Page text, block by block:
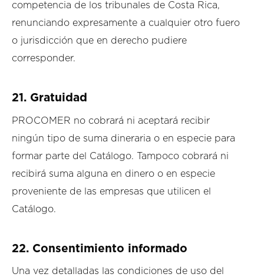
competencia de los tribunales de Costa Rica,
renunciando expresamente a cualquier otro fuero
o jurisdicción que en derecho pudiere
corresponder.
21. Gratuidad
PROCOMER no cobrará ni aceptará recibir
ningún tipo de suma dineraria o en especie para
formar parte del Catálogo. Tampoco cobrará ni
recibirá suma alguna en dinero o en especie
proveniente de las empresas que utilicen el
Catálogo.
22. Consentimiento informado
Una vez detalladas las condiciones de uso del